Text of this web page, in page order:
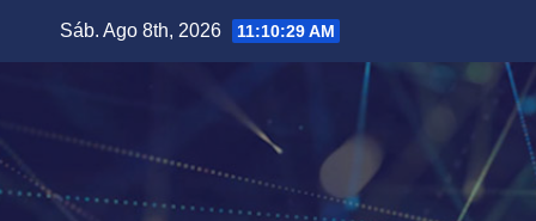
Sáb. Ago 8th, 2026 11:10:29 AM